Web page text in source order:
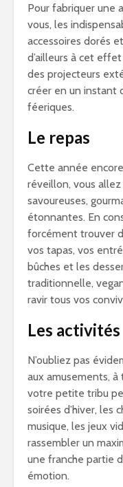
Pour fabriquer une
vous, les
accessoires dorés
d’ailleurs à cet
des projecteurs
créer en un instant
féeriques.
Le repas
Cette année
réveillon, vous
savoureuses,
étonnantes. En
forcément trouver
vos tapas, vos
bûches et les
traditionnelle,
ravir tous vos
Les activités
N’oubliez pas
aux amusements,
votre petite tribu
soirées d’hiver, les
musique, les jeux
rassembler un
une franche partie
émotion.